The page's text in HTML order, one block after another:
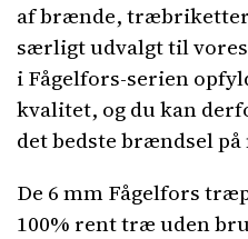
af brænde,
særligt udvalgt til
i Fågelfors-serien
kvalitet, og du kan
det bedste brændsel
De 6 mm Fågelfors
100% rent træ uden